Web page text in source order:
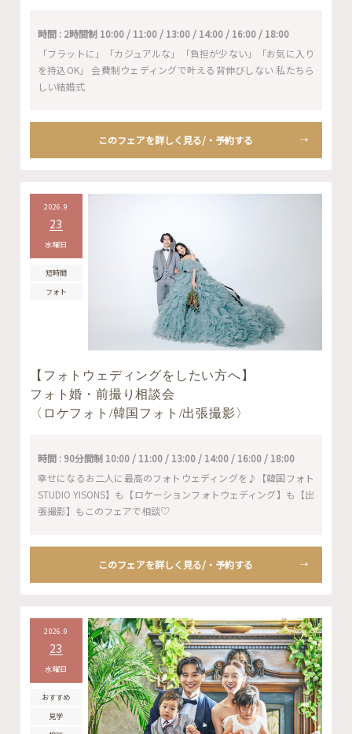
時間 : 2時間制 10:00 / 11:00 / 13:00 / 14:00 / 16:00 / 18:00
「フラットに」「カジュアルな」「負担が少ない」「お気に入り
を持込OK」 会費制ウェディングで叶える背伸びしない 私たちら
しい結婚式
このフェアを詳しく見る/・予約する
2026.9
23
水曜日
短時間
フォト
【フォトウェディングをしたい方へ】
フォト婚・前撮り相談会
〈ロケフォト/韓国フォト/出張撮影〉
時間 : 90分間制 10:00 / 11:00 / 13:00 / 14:00 / 16:00 / 18:00
幸せになるお二人に最高のフォトウェディングを♪【韓国フォト
STUDIO YISONS】も【ロケーションフォトウェディング】も【出
張撮影】もこのフェアで相談♡
このフェアを詳しく見る/・予約する
2026.9
23
水曜日
おすすめ
見学